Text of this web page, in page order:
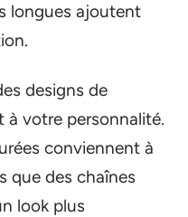
longues ajoutent
designs de
à votre personnalité.
conviennent à
que des chaînes
look plus